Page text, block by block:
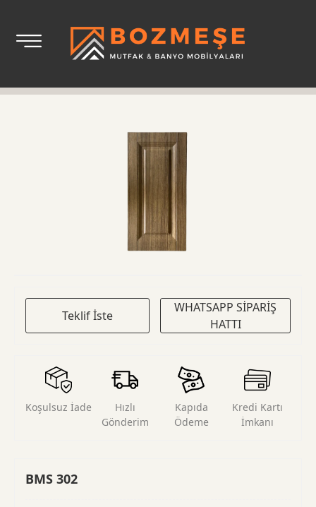
Teklif İste
WHATSAPP SİPARİŞ
HATTI
Koşulsuz İade
Hızlı
Gönderim
Kapıda
Ödeme
Kredi Kartı
İmkanı
BMS 302